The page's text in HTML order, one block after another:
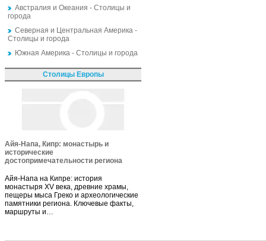
Австралия и Океания - Столицы и
города
Северная и Центральная Америка -
Столицы и города
Южная Америка - Столицы и города
Столицы Европы
Айя-Напа, Кипр: монастырь и
исторические
достопримечательности региона
Айя-Напа на Кипре: история
монастыря XV века, древние храмы,
пещеры мыса Греко и археологические
памятники региона. Ключевые факты,
маршруты и…